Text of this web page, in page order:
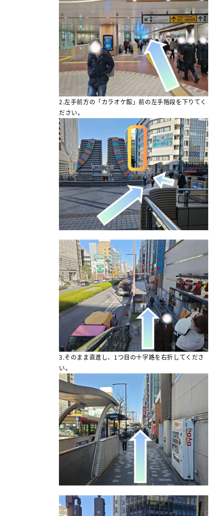
2.左手前方の「カラオケ館」前の左手階段を下りてく
ださい。
3.そのまま直進し、1つ目の十字路を右折してくださ
い。